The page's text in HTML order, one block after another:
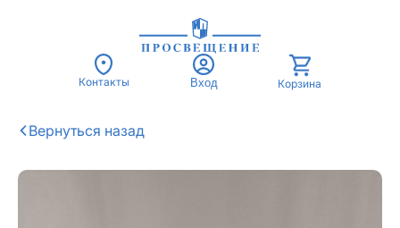
Контакты Вход Корзина